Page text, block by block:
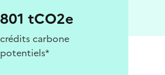
801 tCO2e
crédits carbone
potentiels*